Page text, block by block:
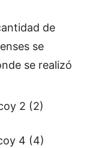
de
se
se realizó